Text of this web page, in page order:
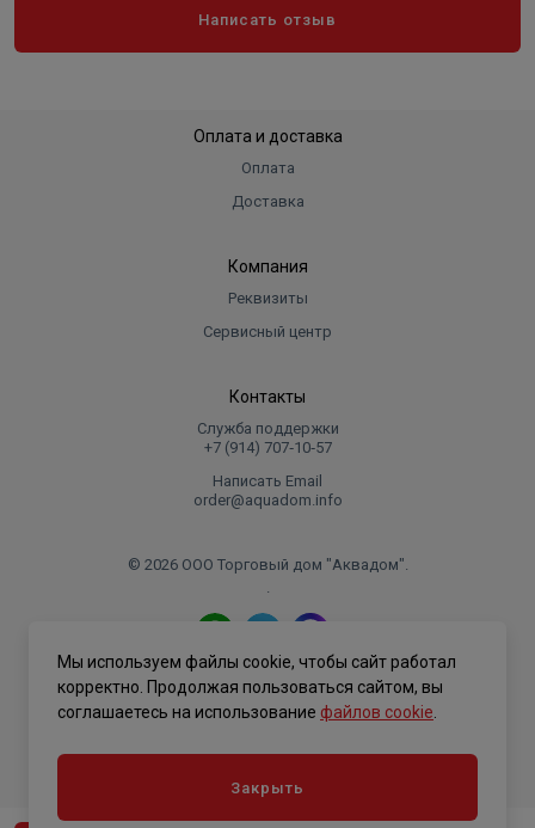
Написать отзыв
Оплата и доставка
Оплата
Доставка
Компания
Реквизиты
Сервисный центр
Контакты
Служба поддержки
+7 (914) 707‑10‑57
Написать Email
order@aquadom.info
© 2026 ООО Торговый дом "Аквадом".
.
Политика конфиденциальности
Мы используем файлы cookie, чтобы сайт работал
корректно. Продолжая пользоваться сайтом, вы
соглашаетесь на использование файлов cookie
Закрыть